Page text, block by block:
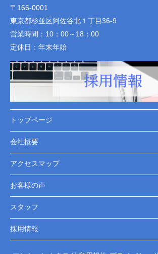
〒166-0001
東京都杉並区阿佐谷北１丁目36-9
営業時間： 10：00～18：00
定休日： 年末年始
トップページ
会社概要
アクセスマップ
お客様の声
スタッフ
採用情報